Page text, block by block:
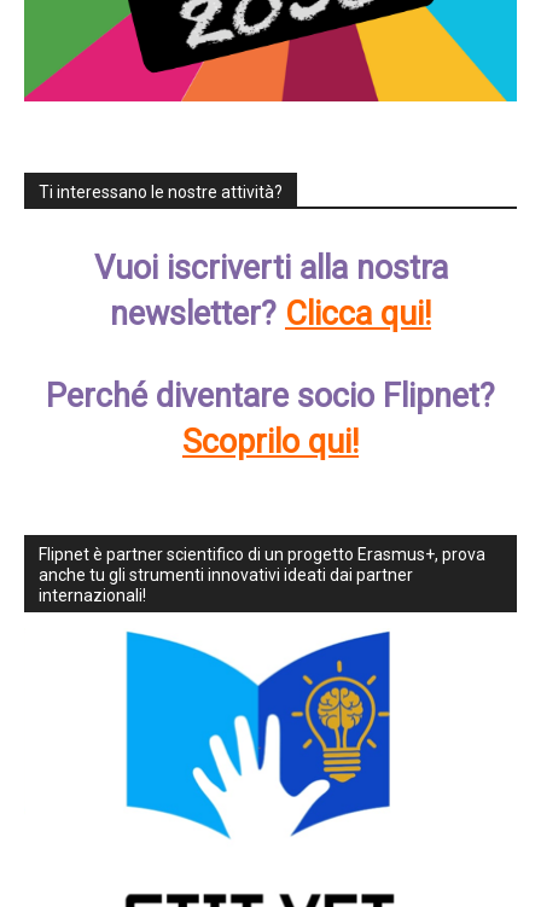
Ti interessano le nostre attività?
Vuoi iscriverti alla nostra
newsletter? Clicca qui!
Perché diventare socio Flipnet?
Scoprilo qui!
Flipnet è partner scientifico di un progetto Erasmus+, prova
anche tu gli strumenti innovativi ideati dai partner
internazionali!